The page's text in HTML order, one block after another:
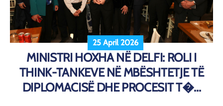
25 April 2026
MINISTRI HOXHA NË DELFI: ROLI I
THINK-TANKEVE NË MBËSHTETJE TË
DIPLOMACISË DHE PROCESIT T�...